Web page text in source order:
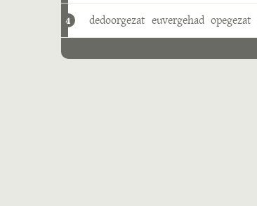
4 dedoorgezat euvergehad opegezat